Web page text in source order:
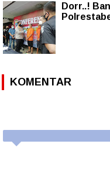
Dorr..!
KOMENTAR